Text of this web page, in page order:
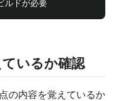
いるか確認
の内容を覚えているか